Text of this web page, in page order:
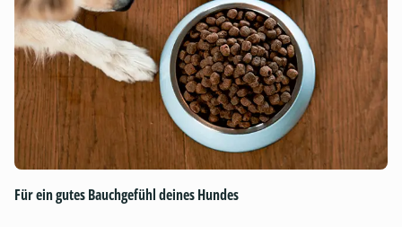
Für ein gutes Bauchgefühl deines Hundes